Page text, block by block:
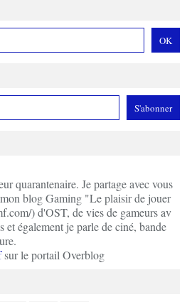
quarantenaire. Je partage avec vous
blog Gaming "Le plaisir de jouer
) d'OST, de vies de gameurs av
et également je parle de ciné, bande
sur le portail Overblog